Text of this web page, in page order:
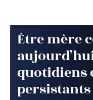
Être mère
quotidiens
persistants